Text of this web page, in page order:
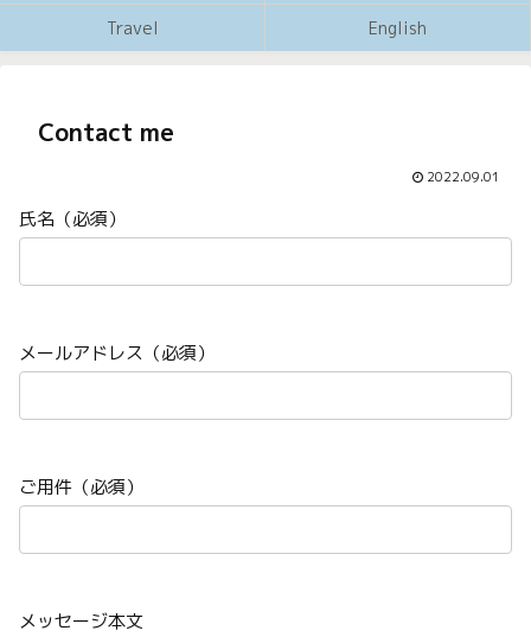
Travel English
Contact me
2022.09.01
氏名（必須）
メールアドレス（必須）
ご用件（必須）
メッセージ本文